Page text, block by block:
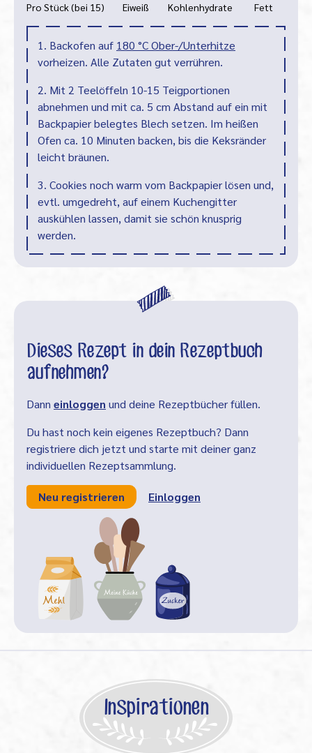
Pro Stück (bei 15) Eiweiß Kohlenhydrate Fett
1. Backofen auf 180 °C Ober-/Unterhitze
vorheizen. Alle Zutaten gut verrühren.
2. Mit 2 Teelöffeln 10-15 Teigportionen
abnehmen und mit ca. 5 cm Abstand auf ein mit
Backpapier belegtes Blech setzen. Im heißen
Ofen ca. 10 Minuten backen, bis die Keksränder
leicht bräunen.
3. Cookies noch warm vom Backpapier lösen und,
evtl. umgedreht, auf einem Kuchengitter
auskühlen lassen, damit sie schön knusprig
werden.
Dieses Rezept in dein Rezeptbuch
aufnehmen?
Dann einloggen und deine Rezeptbücher füllen.
Du hast noch kein eigenes Rezeptbuch? Dann
registriere dich jetzt und starte mit deiner ganz
individuellen Rezeptsammlung.
Neu registrieren Einloggen
Inspirationen